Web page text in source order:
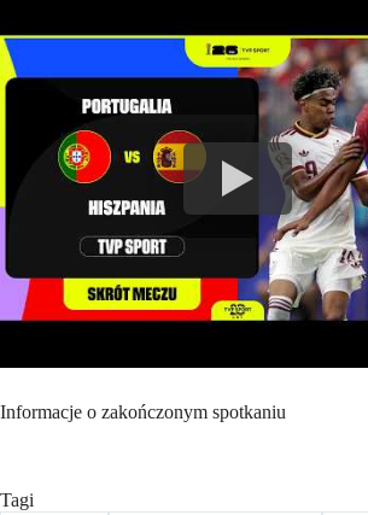
Informacje o zakończonym spotkaniu
Tagi